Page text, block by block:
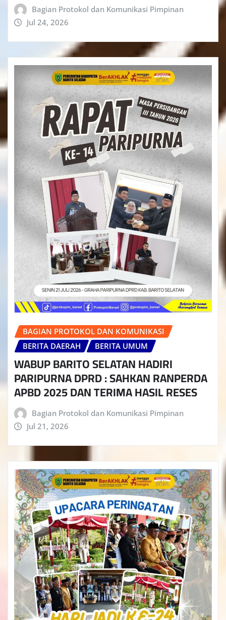
Bagian Protokol dan Komunikasi Pimpinan
Jul 24, 2026
BAGIAN PROTOKOL DAN KOMUNIKASI
BERITA DAERAH
BERITA UMUM
WABUP BARITO SELATAN HADIRI
PARIPURNA DPRD : SAHKAN RANPERDA
APBD 2025 DAN TERIMA HASIL RESES
Bagian Protokol dan Komunikasi Pimpinan
Jul 21, 2026